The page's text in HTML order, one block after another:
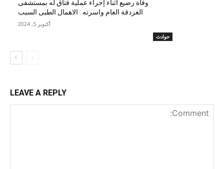
حوادث
وفاة رضيع أثناء إجراء عملية فتاق له بمستشفى
الغردقة العام واسرته : الاهمال الطبى السبب
أكتوبر 5, 2024
LEAVE A REPLY